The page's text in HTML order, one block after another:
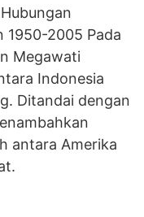
1950-2005 Pada
Megawati
Indonesia
Ditandai dengan
antara Amerika